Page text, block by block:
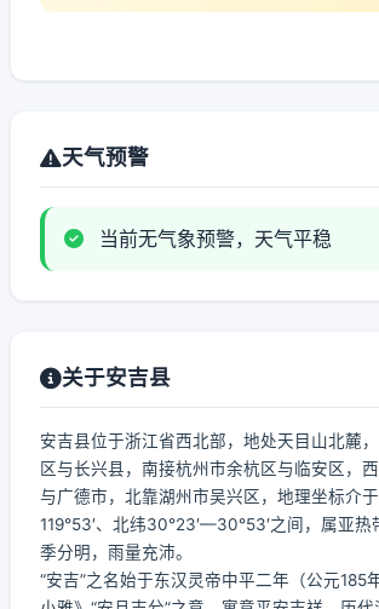
天气预警
当前无气象预警，天气平稳
关于安吉县
安吉县位于浙江省西北部，地处天目山北麓
区与长兴县，南接杭州市余杭区与临安区，
与广德市，北靠湖州市吴兴区，地理坐标介
119°53′、北纬30°23′—30°53′之间，属亚热
季分明，雨量充沛。
“安吉”之名始于东汉灵帝中平二年（公元185